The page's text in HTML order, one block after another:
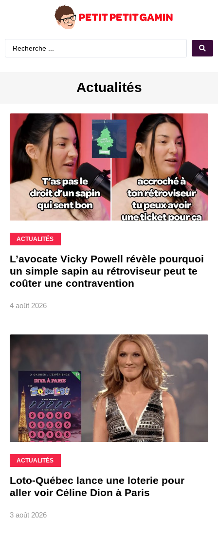
Actualités
ACTUALITÉS
L’avocate Vicky Powell révèle pourquoi
un simple sapin au rétroviseur peut te
coûter une contravention
4 août 2026
ACTUALITÉS
Loto-Québec lance une loterie pour
aller voir Céline Dion à Paris
3 août 2026